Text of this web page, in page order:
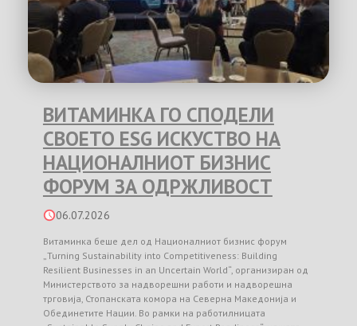
ВИТАМИНКА ГО СПОДЕЛИ
СВОЕТО ESG ИСКУСТВО НА
НАЦИОНАЛНИОТ БИЗНИС
ФОРУМ ЗА ОДРЖЛИВОСТ
06.07.2026
Витаминка беше дел од Националниот бизнис форум
„Turning Sustainability into Competitiveness: Building
Resilient Businesses in an Uncertain World“, организиран од
Министерството за надворешни работи и надворешна
трговија, Стопанската комора на Северна Македонија и
Обединетите Нации. Во рамки на работилницата